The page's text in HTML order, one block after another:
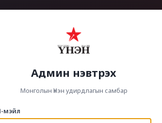
Админ нэвтрэх
Монголын Үнэн удирдлагын самбар
мэйл